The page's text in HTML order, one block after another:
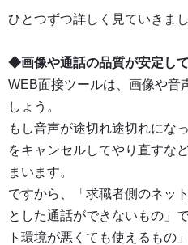
ひとつずつ詳しく見ていきまし
◆画像や通話の品質が安定し
WEB面接ツールは、画像や音
しょう。
もし音声が途切れ途切れにな
をキャンセルしてやり直すな
まいます。
ですから、「求職者側のネッ
とした通話ができないもの」
ト環境が悪くても使えるもの